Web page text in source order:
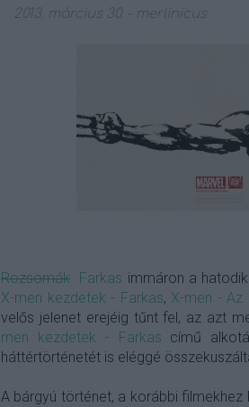
2013. március 30. merlinicus
Rozsomák Farkas immáron a
X-men kezdetek - Farkas, X-men - Az
velős jelenet erejéig tűnt fel, az azt
men kezdetek - Farkas című
háttértörténetét is eléggé
A bárgyú történet, a korábbi